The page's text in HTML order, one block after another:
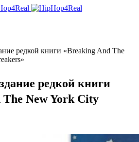
редкой книги «Breaking And The
редкой книги
New York City